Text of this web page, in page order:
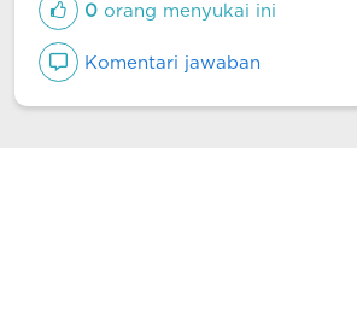
0 orang menyukai ini
Komentari jawaban